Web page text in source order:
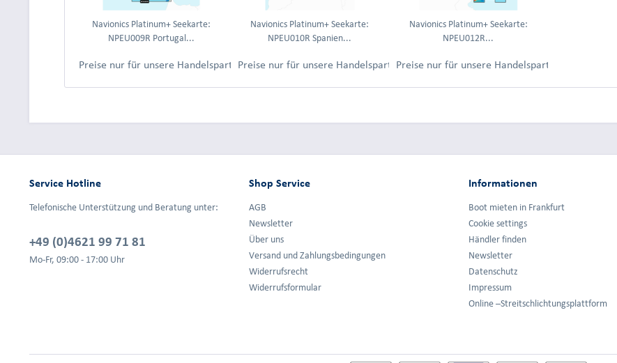
Navionics Platinum+ Seekarte:
NPEU009R Portugal...
Preise nur für unsere Handelspartner nach Anmeldung.
Navionics Platinum+ Seekarte:
NPEU010R Spanien...
Preise nur für unsere Handelspartner nach Anmeldung.
Navionics Platinum+ Seekarte:
NPEU012R...
Preise nur für unsere Handelspartner nach
Service Hotline
Telefonische Unterstützung und Beratung unter:
+49 (0)4621 99 71 81
Mo-Fr, 09:00 - 17:00 Uhr
Shop Service
AGB
Newsletter
Über uns
Versand und Zahlungsbedingungen
Widerrufsrecht
Widerrufsformular
Informationen
Boot mieten in Frankfurt
Cookie settings
Händler finden
Newsletter
Datenschutz
Impressum
Online –Streitschlichtungsplattform